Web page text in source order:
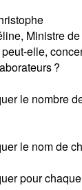
Ministre
elle,
?
le nombre
le nom de
pour